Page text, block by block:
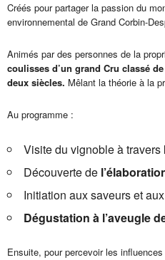
Créés pour partager la passion du
environnemental de Grand Corbin-
Animés par des personnes de la
coulisses d’un grand Cru classé
deux siècles. Mêlant la théorie à la
Au programme :
Visite du vignoble à travers
Découverte de
Initiation aux saveurs et
Dégustation à l’aveugle
Ensuite, pour percevoir les